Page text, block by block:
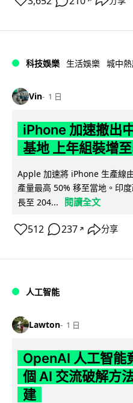
科技娛樂 生活娛樂 城中
Vin 1 日
iPhone 加速撤出
基地 上年組裝增
Apple 加速將 iPhone 生產線
產量最高 50% 移至當地。印
長至 204...
閱讀全文
512 237 ↗ 分享
人工智能
Lawton 1 日
OpenAI 人工智能
個 AI 交流破解方
建